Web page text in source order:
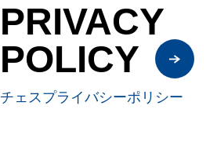
PRIVACY
POLICY
チェスプライバシーポリシー